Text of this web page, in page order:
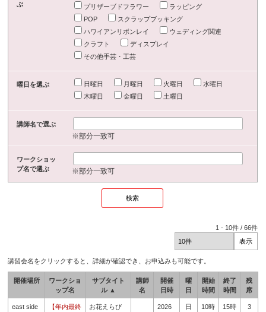
ぶ
プリザーブドフラワー
ラッピング
POP
スクラップブッキング
ハワイアンリボンレイ
ウェディング関連
クラフト
ディスプレイ
その他手芸・工芸
曜日を選ぶ 日曜日 月曜日 火曜日
水曜日
木曜日
金曜日 土曜日
講師名で選ぶ
※部分一致可
ワークショッ
プ名で選ぶ
※部分一致可
1 - 10件 /66件
講習会名をクリックすると、詳細が確認でき、お申込みも可能です。
開催場所
ワークショ
ップ名
サブタイト
ル ▲
講師
名
開催
日時
曜
日
開始
時間
終了
時間
残
席
east side
【年内最終
お花えらび
2026
日
10時
15時
3